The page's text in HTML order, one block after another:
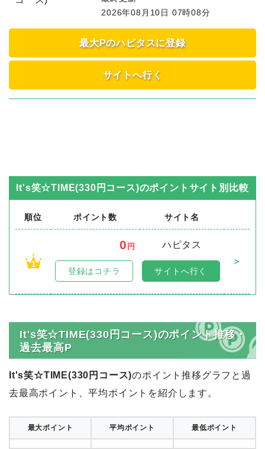
2026年08月10日 07時08分
最大Pのハピタスに登録
サイトへ行く
It's笑☆TIME(330円コース)のポイントサイト別比較
順位 ポイント数 サイト名
1
0 円
ハピタス
＞
登録はコチラ サイトへ行く
It's笑☆TIME(330円コース)のポイント推移・
過去最高P
It's笑☆TIME(330円コース)のポイント推移グラフと過
去最高ポイント、平均ポイントを紹介します。
最大ポイント 平均ポイント 最低ポイント